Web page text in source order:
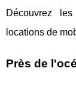
Découvrez
locations de
Près de